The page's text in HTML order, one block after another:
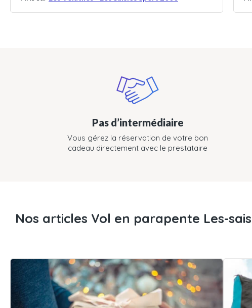
Pas d’intermédiaire
Vous gérez la réservation de votre bon
cadeau directement avec le prestataire
Nos articles Vol en parapente Les-